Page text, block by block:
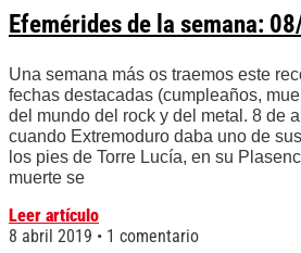
Efemérides de la semana:
Una semana más os traemos este
fechas destacadas (cumpleaños,
del mundo del rock y del metal. 8 de
cuando Extremoduro daba uno de
los pies de Torre Lucía, en su
muerte se
Leer artículo
8 abril 2019
1 comentario